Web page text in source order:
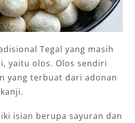
Tegal yang masih
yaitu olos. Olos sendiri
yang terbuat dari adonan
isian berupa sayuran dan